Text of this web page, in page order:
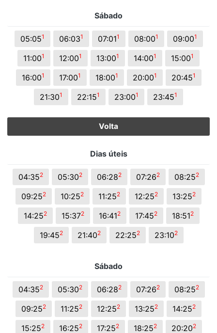
Sábado
05:051 06:031 07:011 08:001 09:001
11:001 12:001 13:001 14:001 15:001
16:001 17:001 18:001 20:001 20:451
21:301 22:151 23:001 23:451
Volta
Dias úteis
04:352 05:302 06:282 07:262 08:252
09:252 10:252 11:252 12:252 13:252
14:252 15:372 16:412 17:452 18:512
19:452 21:402 22:252 23:102
Sábado
04:352 05:302 06:282 07:262 08:252
09:252 11:252 12:252 13:252 14:252
15:252 16:252 17:252 18:252 20:202